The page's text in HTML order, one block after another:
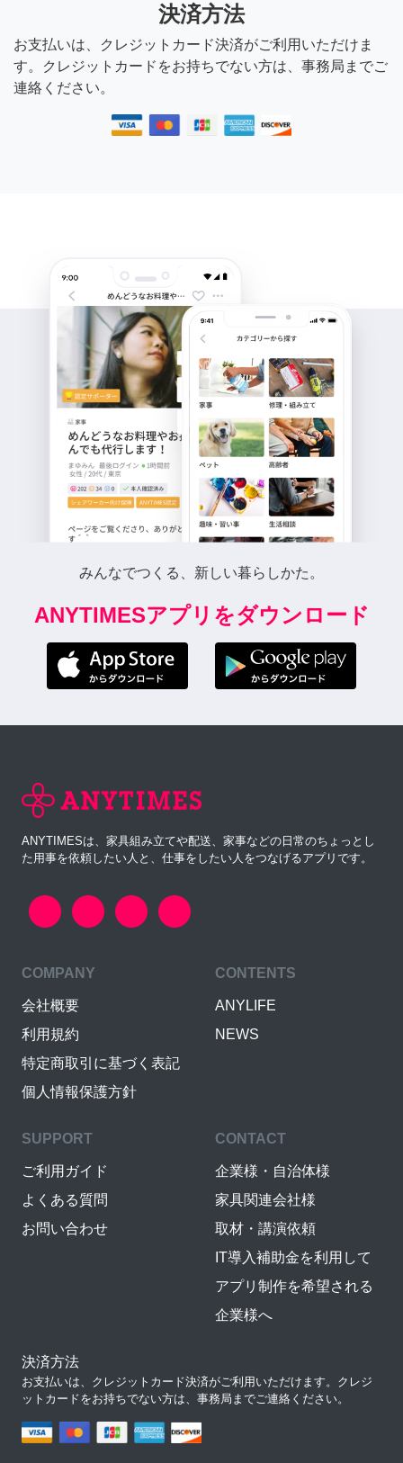
決済方法
お支払いは、クレジットカード決済がご利用いただけま
す。クレジットカードをお持ちでない方は、事務局までご
連絡ください。
みんなでつくる、新しい暮らしかた。
ANYTIMESアプリをダウンロード
ANYTIMESは、家具組み立てや配送、家事などの日常のちょっとし
た用事を依頼したい人と、仕事をしたい人をつなげるアプリです。
COMPANY
会社概要
利用規約
特定商取引に基づく表記
個人情報保護方針
CONTENTS
ANYLIFE
NEWS
SUPPORT
ご利用ガイド
よくある質問
お問い合わせ
CONTACT
企業様・自治体様
家具関連会社様
取材・講演依頼
IT導入補助金を利用して
アプリ制作を希望される
企業様へ
決済方法
お支払いは、クレジットカード決済がご利用いただけます。クレジ
ットカードをお持ちでない方は、事務局までご連絡ください。